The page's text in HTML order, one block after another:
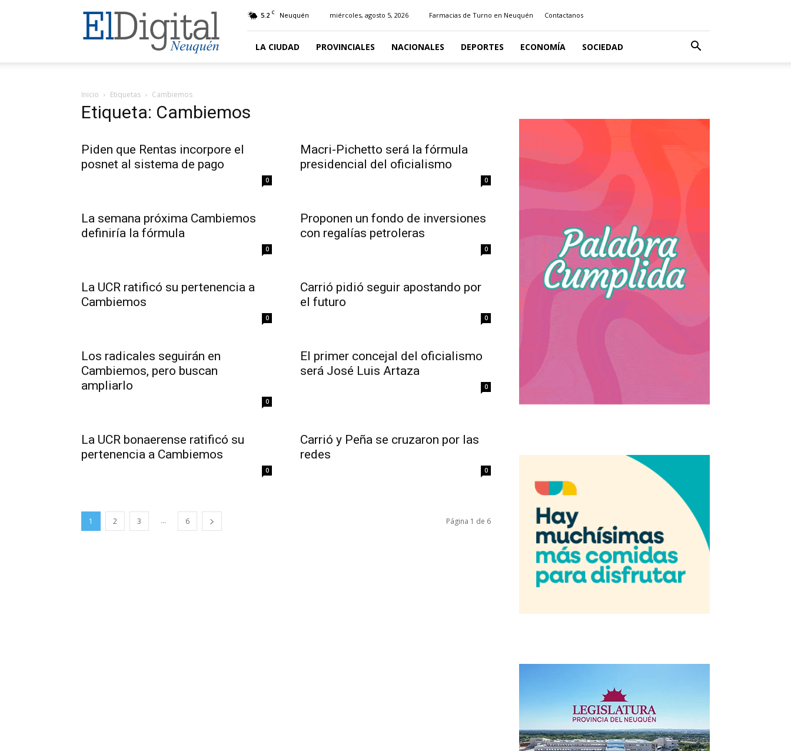
El
Digital
Neuquen
5.2 C Neuquén miércoles, agosto 5, 2026 Farmacias de Turno en Neuquén Contactanos
LA CIUDAD PROVINCIALES NACIONALES DEPORTES ECONOMÍA SOCIEDAD
Inicio Etiquetas Cambiemos
Etiqueta: Cambiemos
Piden que Rentas incorpore el
posnet al sistema de pago
0
Macri-Pichetto será la fórmula
presidencial del oficialismo
0
La semana próxima Cambiemos
definiría la fórmula
0
Proponen un fondo de inversiones
con regalías petroleras
0
La UCR ratificó su pertenencia a
Cambiemos
0
Carrió pidió seguir apostando por
el futuro
0
Los radicales seguirán en
Cambiemos, pero buscan
ampliarlo
0
El primer concejal del oficialismo
será José Luis Artaza
0
La UCR bonaerense ratificó su
pertenencia a Cambiemos
0
Carrió y Peña se cruzaron por las
redes
0
1 2 3 ... 6 Página 1 de 6